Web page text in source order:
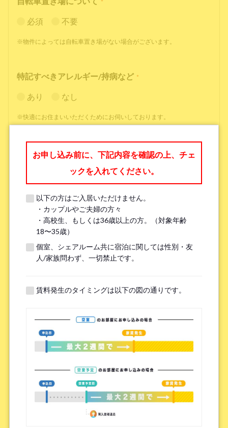
*
必須 不要
※物件によっては自転車置き場がない場合がございます。
特記すべきアレルギー/持病など *
あり なし
※快適にお住まいいただくためにお伺いしております。
*
勤務先名、学校名 *
※無職の方は無しとご記入ください
提携機関 ※以下の提携機関に所属されている方はお選び下さい。
ボーダレスハウスを知ったきっかけ *
検索エンジン（Google／Yahoo! など）
広告を見て（Google広告／SNS広告 など）
物件ポータルサイト
ブログやWeb記事を読んで
お申し込み前に、下記内容を確認の上、チェ
ックを入れてください。
以下の方はご入居いただけません。
・カップルやご夫婦の方々
・高校生、もしくは36歳以上の方。（対象年齢
18〜35歳）
個室、シェアルーム共に宿泊に関しては性別・友
人/家族問わず、一切禁止です。
賃料発生のタイミングは以下の図の通りです。